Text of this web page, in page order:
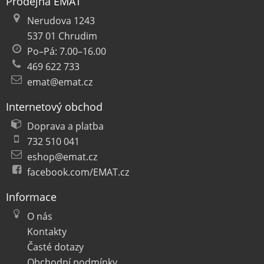
Nerudova 1243
537 01 Chrudim
Po–Pá: 7.00–16.00
469 622 733
emat@emat.cz
Internetový obchod
Doprava a platba
732 510 041
eshop@emat.cz
facebook.com/EMAT.cz
Informace
O nás
Kontakty
Časté dotazy